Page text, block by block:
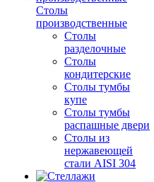
Столы
производственные
Столы
разделочные
Столы
кондитерские
Столы тумбы
купе
Столы тумбы
распашные двери
Столы из
нержавеющей
стали AISI 304